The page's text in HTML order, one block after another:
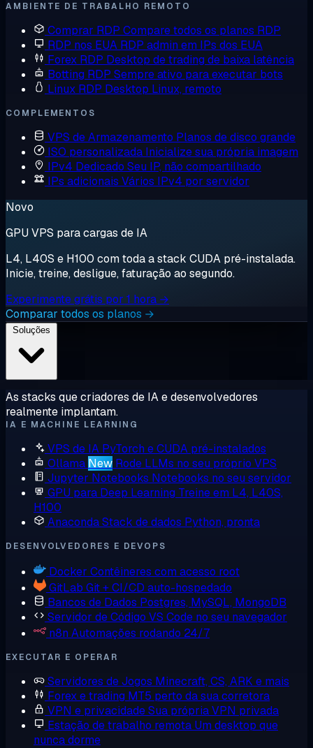
AMBIENTE DE TRABALHO REMOTO
Comprar RDP Compare todos os planos RDP
RDP nos EUA RDP admin em IPs dos EUA
Forex RDP Desktop de trading de baixa latência
Botting RDP Sempre ativo para executar bots
Linux RDP Desktop Linux, remoto
COMPLEMENTOS
VPS de Armazenamento Planos de disco grande
ISO personalizada Inicialize sua própria imagem
IPv4 Dedicado Seu IP, não compartilhado
IPs adicionais Vários IPv4 por servidor
Novo
GPU VPS para cargas de IA
L4, L40S e H100 com toda a stack CUDA pré-instalada.
Inicie, treine, desligue, faturação ao segundo.
Experimente grátis por 1 hora →
Comparar todos os planos →
As stacks que criadores de IA e desenvolvedores
realmente implantam.
IA E MACHINE LEARNING
VPS de IA PyTorch e CUDA pré-instalados
Ollama New Rode LLMs no seu próprio VPS
Jupyter Notebooks Notebooks no seu servidor
GPU para Deep Learning Treine em L4, L40S,
H100
AnacondaStack de dados Python, pronta
DESENVOLVEDORES E DEVOPS
Docker Contêineres com acesso root
GitLab Git + CI/CD auto-hospedado
Bancos de Dados Postgres, MySQL, MongoDB
Servidor de Código VS Code no seu navegador
n8n Automações rodando 24/7
EXECUTAR E OPERAR
Servidores de Jogos Minecraft, CS, ARK e mais
Forex e trading MT5 perto da sua corretora
VPN e privacidadeSua própria VPN privada
Estação de trabalho remota Um desktop que
nunca dorme